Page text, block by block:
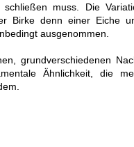
muss. Die
Birke denn einer Eiche
ausgenommen.
grundverschiedenen
Ähnlichkeit, die